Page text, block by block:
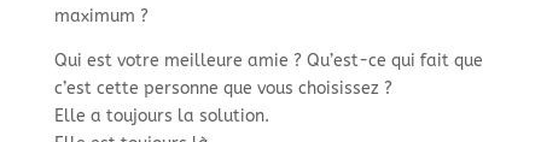
maximum ?
Qui est votre meilleure amie ? Qu’est-ce qui fait que
c’est cette personne que vous choisissez ?
Elle a toujours la solution.